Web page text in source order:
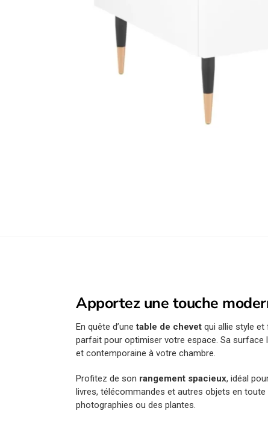
Apportez une touche
En quête d’unetable de chevet qui allie style et
parfait pour optimiser votre espace. Sa surface
et contemporaine à votre chambre.
Profitez de son rangement spacieux, idéal
livres, télécommandes et autres objets en
photographies ou des plantes.